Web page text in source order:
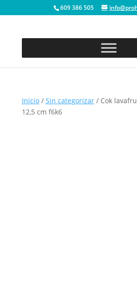
609 386 505
Inicio/ Sin categorizar/ Cok
12,5 cm f6k6